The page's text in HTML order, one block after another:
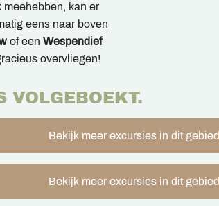
meehebben, kan er
eens naar boven
of een Wespendief
overvliegen!
VOLGEBOEKT.
Bekijk meer excursies in dit gebied
Bekijk meer excursies in dit gebied